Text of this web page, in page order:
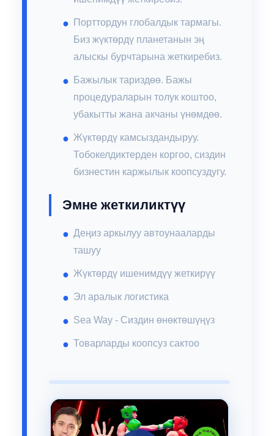
Порттордун глобалдык тармагы.
Биз жүктөрдү планетанын эң
алыскы бурчтарына жеткиребиз.
Бажылык тариздөө. Бажы
процедураларын толук коштоо,
убакытты жана акчаны үнөмдөө.
Жүктөрдү камсыздандыруу.
Тобокелдиктерден коргоо, сиздин
бизнестин каржылык коопсуздугу.
Эмне жеткиликтүү
Деңиз аркылуу автоунааларды
ташуу
Жүктөрдү ишенимдүү жеткирүү
Эл аралык логистика
Sea Way - Сиздин өнөктөшүңүз
Товарларды коопсуз сактоо